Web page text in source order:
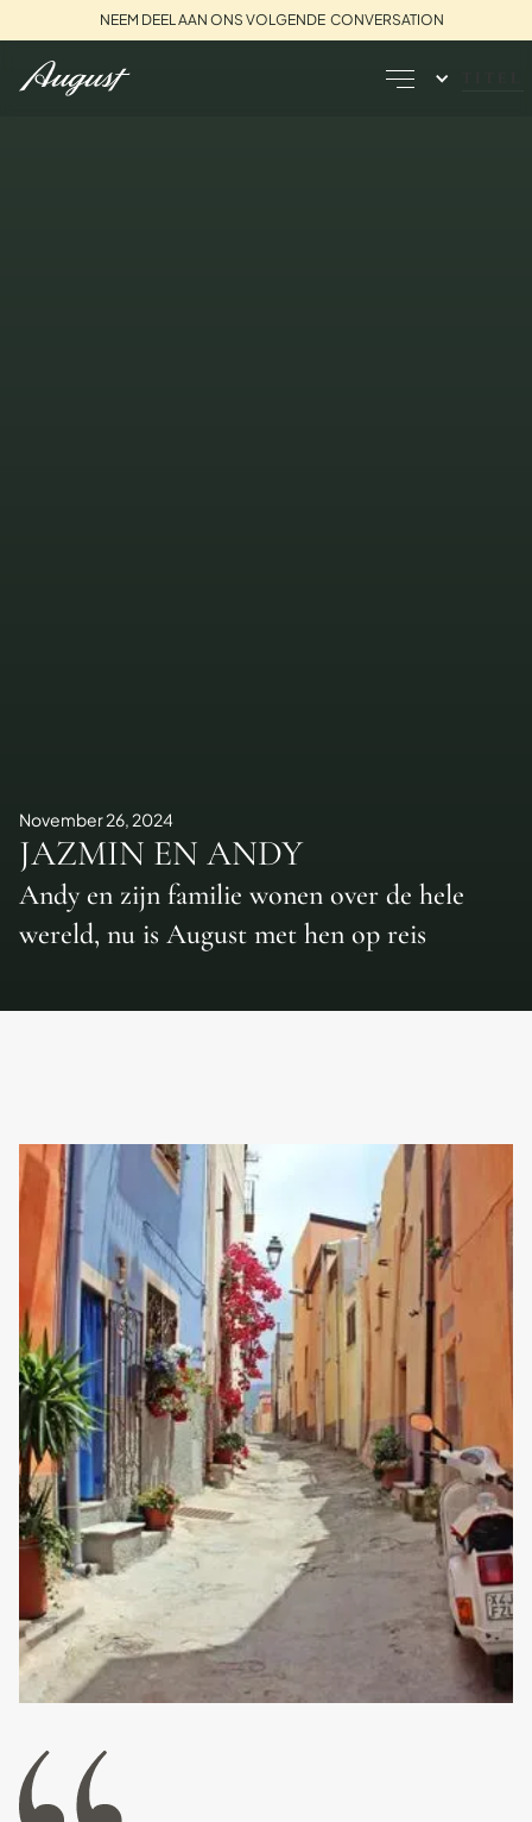
NEEM DEEL AAN ONS VOLGENDE CONVERSATION
November 26, 2024
JAZMIN EN ANDY
Andy en zijn familie wonen over de hele
wereld, nu is August met hen op reis